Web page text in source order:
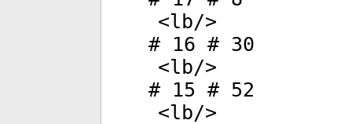
<lb/>
# 16 # 30
<lb/>
# 15 # 52
<lb/>